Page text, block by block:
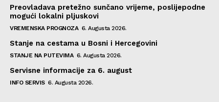
Preovladava pretežno sunčano vrijeme, poslijepodne
mogući lokalni pljuskovi
VREMENSKA PROGNOZA 6. Augusta 2026.
Stanje na cestama u Bosni i Hercegovini
STANJE NA PUTEVIMA 6. Augusta 2026.
Servisne informacije za 6. august
INFO SERVIS 6. Augusta 2026.